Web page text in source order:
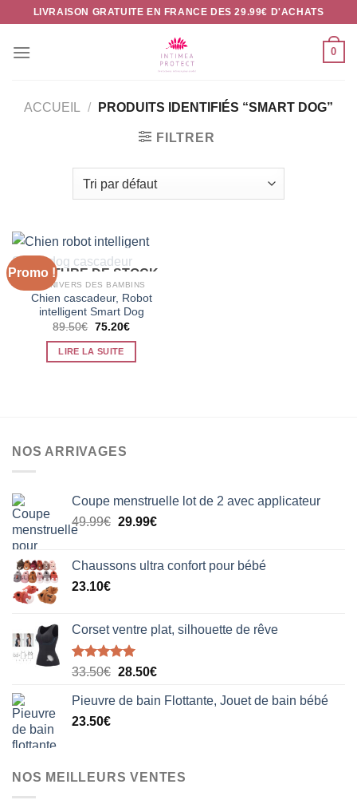
Passer
contenu
LIVRAISON GRATUITE EN FRANCE DES 29.99€ D'ACHATS
0
ACCUEIL / PRODUITS IDENTIFIÉS “SMART DOG”
FILTRER
Promo !
RUPTURE DE STOCK
L'UNIVERS DES BAMBINS
Chien cascadeur, Robot
intelligent Smart Dog
89.50€ Le
initial
était :
75.20€Le
actuel
LIRE LA SUITE
NOS ARRIVAGES
Coupe menstruelle lot de 2 avec applicateur
49.99€ Le
était :
29.99€Le
est :
Chaussons ultra confort pour bébé
23.10€
Corset ventre plat, silhouette de rêve
Note5.00
33.50€ Le
initial
28.50€Le
actuel
Pieuvre de bain Flottante, Jouet de bain bébé
23.50€
NOS MEILLEURS VENTES